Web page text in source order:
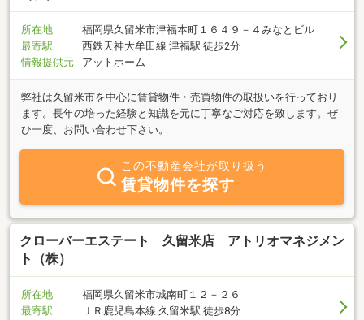
所在地
福岡県久留米市津福本町１６４９－４みなとビル
最寄駅
西鉄天神大牟田線 津福駅 徒歩2分
情報提供元
アットホーム
弊社は久留米市を中心に賃貸物件・売買物件の取扱いを行っており
ます。長年の培った経験と知識を元に丁寧なご対応を致します。ぜ
ひ一度、お問い合わせ下さい。
この不動産会社が取り扱う
賃貸物件を探す
クローバーエステート 久留米店 アトリオマネジメン
ト（株）
所在地
福岡県久留米市城南町１２－２６
最寄駅
ＪＲ鹿児島本線 久留米駅 徒歩8分